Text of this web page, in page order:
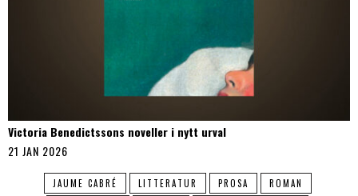
Victoria Benedictssons noveller i nytt urval
21 JAN 2026
JAUME CABRÉ LITTERATUR PROSA
ROMAN